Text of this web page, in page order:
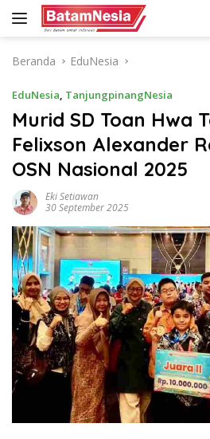
Langsung
Beranda
EduNesia
EduNesia, TanjungpinangNesia
Murid SD Toan Hwa
Felixson Alexander
OSN Nasional 2025
Eki Setiawan
30 September 2025